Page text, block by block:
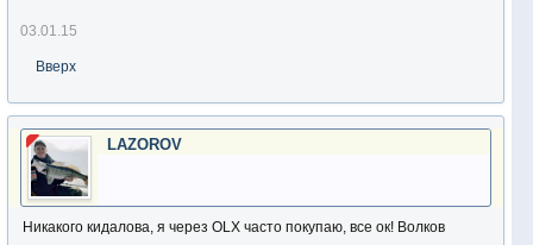
03.01.15
Вверх
LAZOROV
Никакого кидалова, я через OLX часто покупаю, все ок! Волков